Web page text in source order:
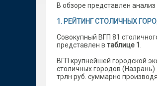
В обзоре представлен
1. РЕЙТИНГ СТОЛИЧНЫХ
Совокупный ВГП 81
представлен в таблице 1
ВГП крупнейшей городской
столичных городов (Назрань)
трлн руб. суммарно